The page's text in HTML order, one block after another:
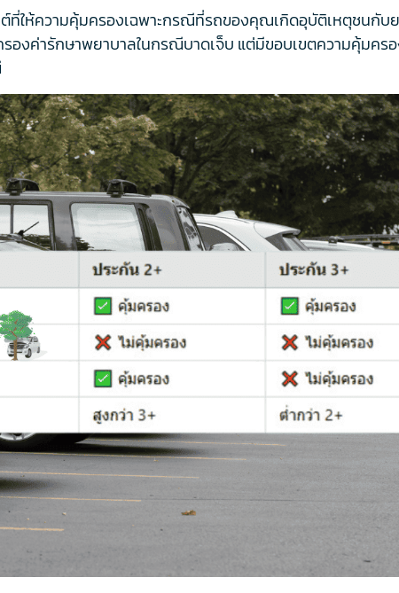
ที่ให้ความคุ้มครองเฉพาะกรณีที่รถของคุณเกิดอุบัติเหตุชนกับ
งค่ารักษาพยาบาลในกรณีบาดเจ็บ แต่มีขอบเขตความคุ้มคร